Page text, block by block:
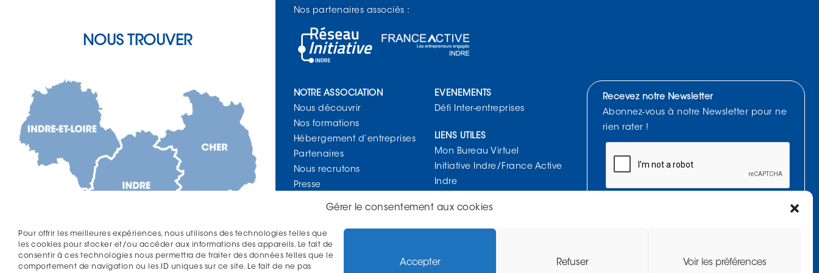
Gérer le consentement aux cookies
Pour offrir les meilleures expériences, nous utilisons des technologies telles que
les cookies pour stocker et/ou accéder aux informations des appareils. Le fait de
consentir à ces technologies nous permettra de traiter des données telles que le
comportement de navigation ou les ID uniques sur ce site. Le fait de ne pas
Accepter Refuser Voir les préférences
NOUS TROUVER
Nos partenaires associés :
NOTRE ASSOCIATION
Nous découvrir
Nos formations
Hébergement d’entreprises
Partenaires
Nous recrutons
Presse
EVENEMENTS
Défi Inter-entreprises
LIENS UTILES
Mon Bureau Virtuel
Initiative Indre/France Active
Indre
SUIVEZ-NOUS !
Recevez notre Newsletter
Abonnez-vous à notre Newsletter pour ne
rien rater !